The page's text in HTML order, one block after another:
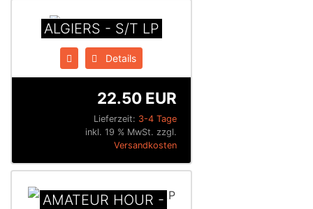
ALGIERS - S/T LP
Details
Lieferzeit: 3-4 Tage
22.50 EUR
inkl. 19 % MwSt. zzgl.
Versandkosten
AMATEUR HOUR -